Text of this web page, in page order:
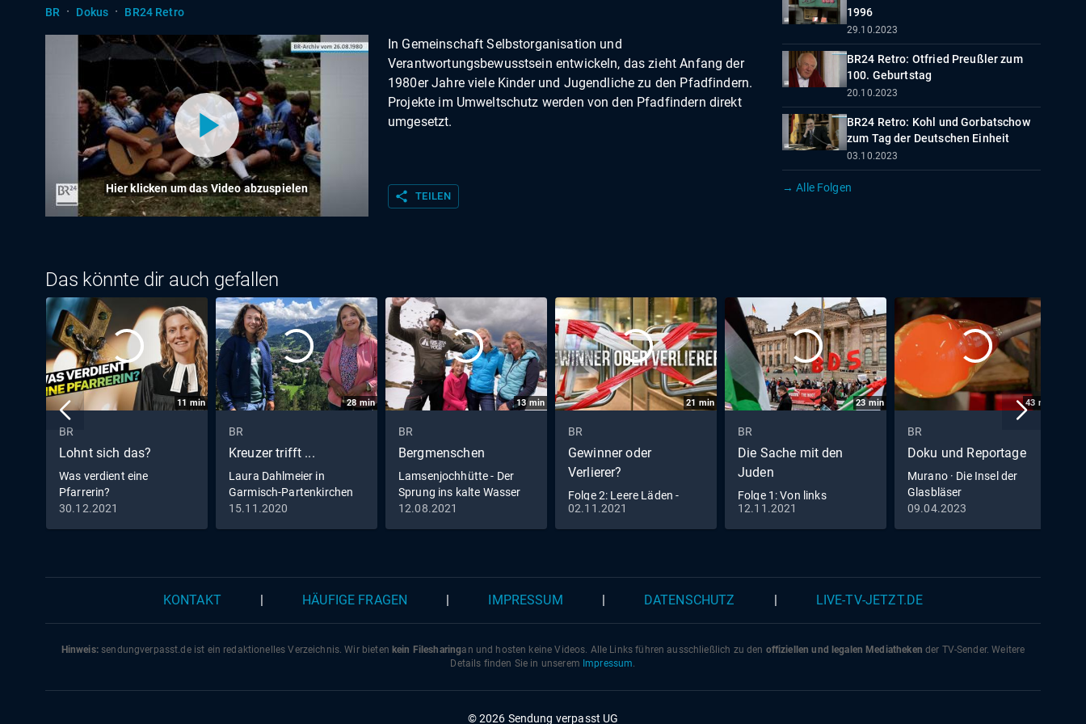
BR · Dokus · BR24 Retro
Hier klicken um das Video abzuspielen
In Gemeinschaft Selbstorganisation und
Verantwortungsbewusstsein entwickeln, das zieht Anfang der
1980er Jahre viele Kinder und Jugendliche zu den Pfadfindern.
Projekte im Umweltschutz werden von den Pfadfindern direkt
umgesetzt.
share TEILEN
1996
29.10.2023
BR24 Retro: Otfried Preußler zum
100. Geburtstag
20.10.2023
BR24 Retro: Kohl und Gorbatschow
zum Tag der Deutschen Einheit
03.10.2023
→ Alle Folgen
Das könnte dir auch gefallen
11 min
BR
Lohnt sich das?
Was verdient eine
Pfarrerin?
30.12.2021
28 min
BR
Kreuzer trifft ...
Laura Dahlmeier in
Garmisch-Partenkirchen
15.11.2020
13min
BR
Bergmenschen
Lamsenjochhütte - Der
Sprung ins kalte Wasser
(S06/E01)
12.08.2021
21 min
BR
Gewinner oder
Verlierer?
Folge 2: Leere Läden -
neue Chancen (S01/E02)
02.11.2021
23 min
BR
Die Sache mit den
Juden
Folge 1: Von links
(S01/E01)
12.11.2021
43 min
BR
Doku und Reportage
Murano · Die Insel der
Glasbläser
09.04.2023
KONTAKT HÄUFIGE FRAGEN IMPRESSUM DATENSCHUTZ LIVE-TV-JETZT.DE
Hinweis:sendungverpasst.deist ein redaktionelles Verzeichnis. Wir bieten kein Filesharingan und hosten keine Videos. Alle Links führen ausschließlich zu den offiziellen und legalen Mediatheken der TV-Sender. Weitere
Details finden Sie in unserem Impressum.
© 2026 Sendung verpasst UG